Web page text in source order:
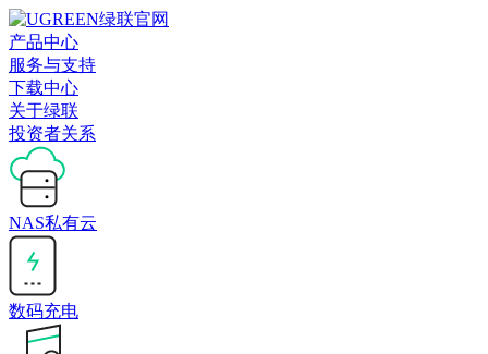
产品中心
服务与支持
下载中心
关于绿联
投资者关系
NAS私有云
数码充电